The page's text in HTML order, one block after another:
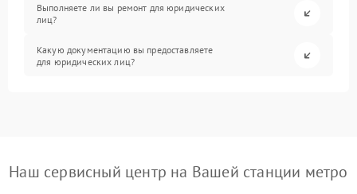
Выполняете ли вы ремонт для юридических
лиц?
Какую документацию вы предоставляете
для юридических лиц?
Наш сервисный центр на Вашей станции метро